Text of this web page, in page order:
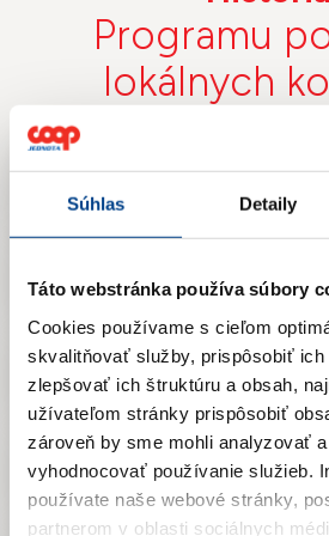
Súhlas Detaily
Táto webstránka používa súbory
Cookies používame s cieľom
skvalitňovať služby, prispôsobiť
zlepšovať ich štruktúru a obsah,
užívateľom stránky prispôsobiť
zároveň by sme mohli analyzovať
vyhodnocovať používanie služieb.
používate naše webové stránky,
partnerom v oblasti sociálnych
Programu
lokálnych
2026
2025
2024
2023